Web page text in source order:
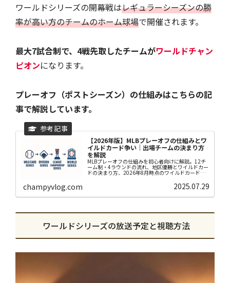
ワールドシリーズの開幕戦はレギュラーシーズンの勝
率が高い方のチームのホーム球場で開催されます。
最大7試合制で、4戦先取したチームがワールドチャン
ピオンになります。
プレーオフ（ポストシーズン）の仕組みはこちらの記
事で解説しています。
【2026年版】MLBプレーオフの仕組みとワ
イルドカード争い｜出場チームの決まり方
を解説
MLBプレーオフの仕組みを初心者向けに解説。12チ
ーム制・4ラウンドの流れ、地区優勝とワイルドカー
ドの決まり方、2026年8月時点のワイルドカード争
champyvlog.com 2025.07.29
ワールドシリーズの放送予定と視聴方法